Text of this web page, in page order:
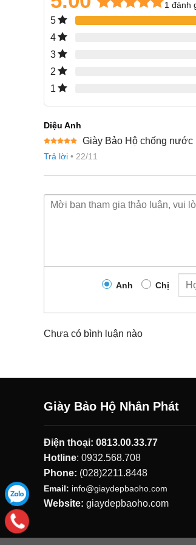
1 đánh
5
4
3
2
1
Diệu Anh
hạng55
Giày Bảo Hộ chống nước
Trả lời • 22/11
Anh Chị
Chưa có bình luận nào
Giày Bảo Hộ Nhân Phát
Điện thoại: 0813.00.33.77
Hotline: 0932.568.708
Phone: (028)2211.8448
Email: info@giaydepbaoho.com
Website: giaydepbaoho.com